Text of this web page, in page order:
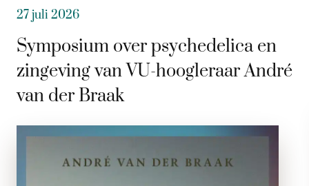
27 juli 2026
Symposium over psychedelica en
zingeving van VU-hoogleraar André
van der Braak